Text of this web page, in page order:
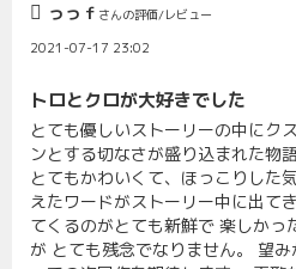
っっｆ さんの評価/レビュー
2021-07-17 23:02
トロとクロが大好きでした
とても優しいストーリーの中にク
ンとする切なさが盛り込まれた物
とてもかわいくて、ほっこりした
えたワードがストーリー中に出て
てくるのがとても新鮮で 楽しかっ
が とても残念でなりません。 望